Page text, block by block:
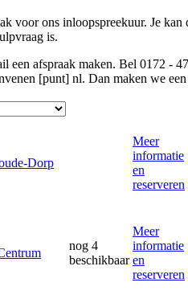
voor ons inloopspreekuur. Je kan
is.
een afspraak maken. Bel 0172 -
[punt] nl. Dan maken we
Dorp
Meer
informatie
en
reserveren
nog 4
beschikbaar
Meer
informatie
en
reserveren